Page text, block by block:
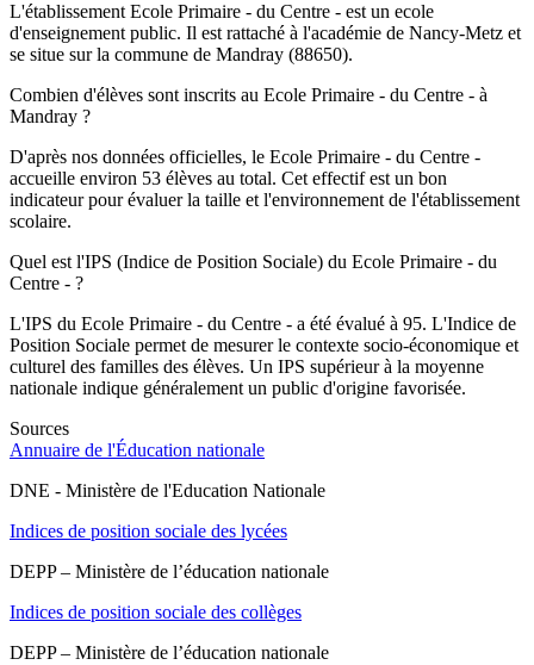
L'établissement Ecole Primaire - du Centre - est un ecole
d'enseignement public. Il est rattaché à l'académie de Nancy-Metz et
se situe sur la commune de Mandray (88650).
Combien d'élèves sont inscrits au Ecole Primaire - du Centre - à
Mandray ?
D'après nos données officielles, le Ecole Primaire - du Centre -
accueille environ 53 élèves au total. Cet effectif est un bon
indicateur pour évaluer la taille et l'environnement de l'établissement
scolaire.
Quel est l'IPS (Indice de Position Sociale) du Ecole Primaire - du
Centre - ?
L'IPS du Ecole Primaire - du Centre - a été évalué à 95. L'Indice de
Position Sociale permet de mesurer le contexte socio-économique et
culturel des familles des élèves. Un IPS supérieur à la moyenne
nationale indique généralement un public d'origine favorisée.
Sources
Annuaire de l'Éducation nationale
DNE - Ministère de l'Education Nationale
Indices de position sociale des lycées
DEPP – Ministère de l’éducation nationale
Indices de position sociale des collèges
DEPP – Ministère de l’éducation nationale